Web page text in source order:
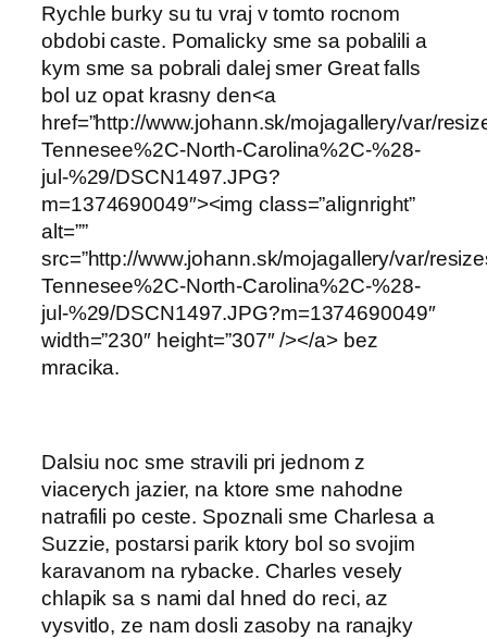
Rychle burky su tu vraj v tomto rocnom
obdobi caste. Pomalicky sme sa pobalili a
kym sme sa pobrali dalej smer Great falls
bol uz opat krasny den<a
href=”http://www.johann.sk/mojagallery/var/
Tennesee%2C-North-Carolina%2C-%28-
jul-%29/DSCN1497.JPG?
m=1374690049″><img class=”alignright”
alt=””
src=”http://www.johann.sk/mojagallery/var/
Tennesee%2C-North-Carolina%2C-%28-
jul-%29/DSCN1497.JPG?m=1374690049″
width=”230″ height=”307″ /></a> bez
mracika.
Dalsiu noc sme stravili pri jednom z
viacerych jazier, na ktore sme nahodne
natrafili po ceste. Spoznali sme Charlesa a
Suzzie, postarsi parik ktory bol so svojim
karavanom na rybacke. Charles vesely
chlapik sa s nami dal hned do reci, az
vysvitlo, ze nam dosli zasoby na ranajky